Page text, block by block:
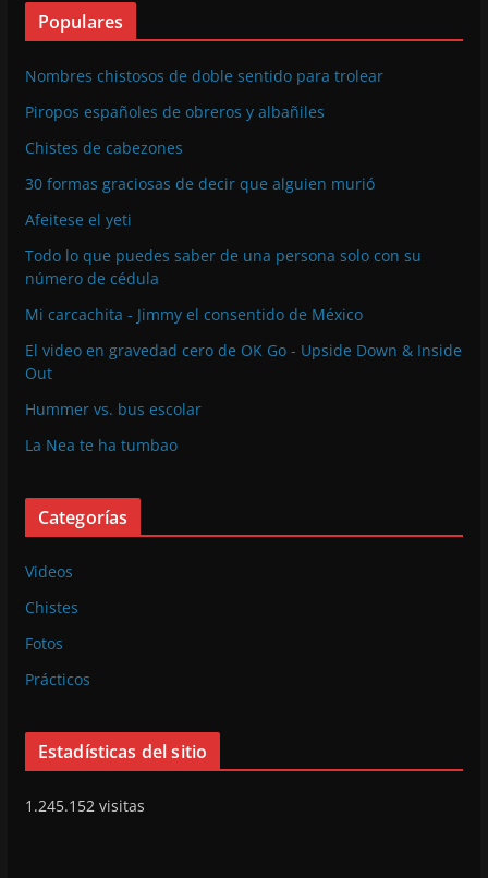
Populares
Nombres chistosos de doble sentido para trolear
Piropos españoles de obreros y albañiles
Chistes de cabezones
30 formas graciosas de decir que alguien murió
Afeitese el yeti
Todo lo que puedes saber de una persona solo con su
número de cédula
Mi carcachita - Jimmy el consentido de México
El video en gravedad cero de OK Go - Upside Down & Inside
Out
Hummer vs. bus escolar
La Nea te ha tumbao
Categorías
Videos
Chistes
Fotos
Prácticos
Estadísticas del sitio
1.245.152 visitas